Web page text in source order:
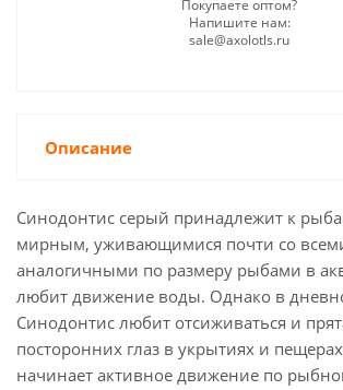
Покупаете оптом?
Напишите нам:
sale@axolotls.ru
Описание
Синодонтис серый принадлежит к
мирным, уживающимися почти со
аналогичными по размеру рыбами в
любит движение воды. Однако в
Синодонтис любит отсиживаться и
посторонних глаз в укрытиях и
начинает активное движение по